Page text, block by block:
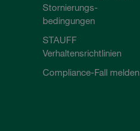
Stornierungs-
bedingungen
STAUFF
Verhaltensrichtlinien
Compliance-Fall melden